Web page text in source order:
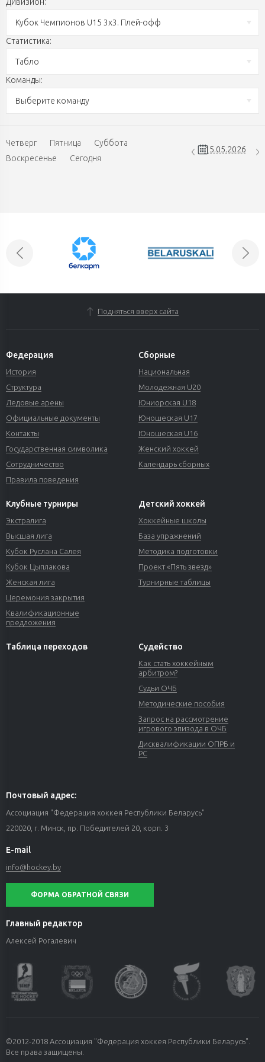
Кубок Чемпионов U15 3х3. Плей-офф
Статистика:
Табло
Команды:
Выберите команду
Четверг Пятница
Суббота
Воскресенье
Сегодня
Подняться вверх сайта
Федерация
История
Структура
Ледовые арены
Официальные документы
Контакты
Государственная символика
Сотрудничество
Правила поведения
Сборные
Национальная
Молодежная U20
Юниорская U18
Юношеская U17
Юношеская U16
Женский хоккей
Календарь сборных
Клубные турниры
Экстралига
Высшая лига
Кубок Руслана Салея
Кубок Цыплакова
Женская лига
Церемония закрытия
Квалификационные
предложения
Детский хоккей
Хоккейные школы
База упражнений
Методика подготовки
Проект «Пять звезд»
Турнирные таблицы
Таблица переходов Судейство
Как стать хоккейным
арбитром?
Судьи ОЧБ
Методические пособия
Запрос на рассмотрение
игрового эпизода в ОЧБ
Дисквалификации ОПРБ и
РС
Почтовый адрес:
Ассоциация "Федерация хоккея Республики Беларусь"
220020, г. Минск, пр. Победителей 20, корп. 3
E-mail
info@hockey.by
ФОРМА ОБРАТНОЙ СВЯЗИ
Главный редактор
Алексей Рогалевич
©2012-2018 Ассоциация "Федерация хоккея Республики Беларусь".
Все права защищены.